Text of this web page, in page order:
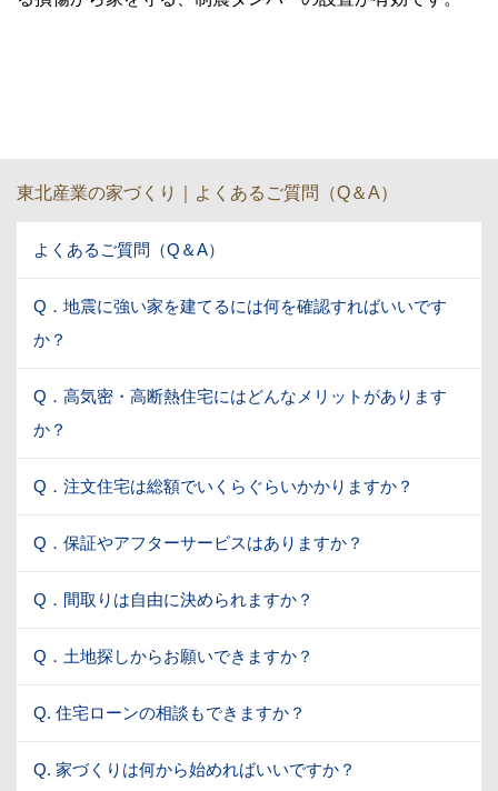
東北産業の家づくり｜よくあるご質問（Q＆A）
よくあるご質問（Q＆A）
Q．地震に強い家を建てるには何を確認すればいいです
か？
Q．高気密・高断熱住宅にはどんなメリットがあります
か？
Q．注文住宅は総額でいくらぐらいかかりますか？
Q．保証やアフターサービスはありますか？
Q．間取りは自由に決められますか？
Q．土地探しからお願いできますか？
Q. 住宅ローンの相談もできますか？
Q. 家づくりは何から始めればいいですか？